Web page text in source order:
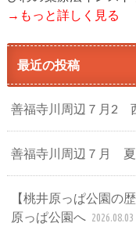
→もっと詳しく見る
最近の投稿
善福寺川周辺７月2
善福寺川周辺７月
【桃井原っぱ公園の
原っぱ公園へ 2026.08.03